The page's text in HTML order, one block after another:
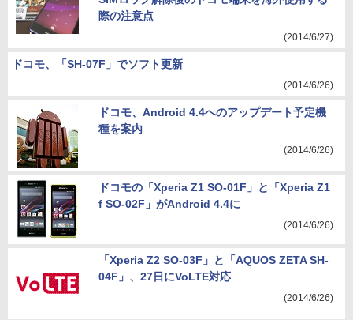
際の注意点
(2014/6/27)
ドコモ、「SH-07F」でソフト更新
(2014/6/26)
ドコモ、Android 4.4へのアップデート予定機
種を案内
(2014/6/26)
ドコモの「Xperia Z1 SO-01F」と「Xperia Z1
f SO-02F」がAndroid 4.4に
(2014/6/26)
「Xperia Z2 SO-03F」と「AQUOS ZETA SH-
04F」、27日にVoLTE対応
(2014/6/26)